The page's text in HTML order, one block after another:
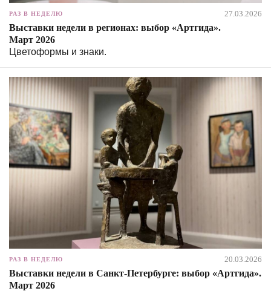
РАЗ В НЕДЕЛЮ 27.03.2026
Выставки недели в регионах: выбор «Артгида».
Март 2026
Цветоформы и знаки.
РАЗ В НЕДЕЛЮ 20.03.2026
Выставки недели в Санкт-Петербурге: выбор «Артгида».
Март 2026